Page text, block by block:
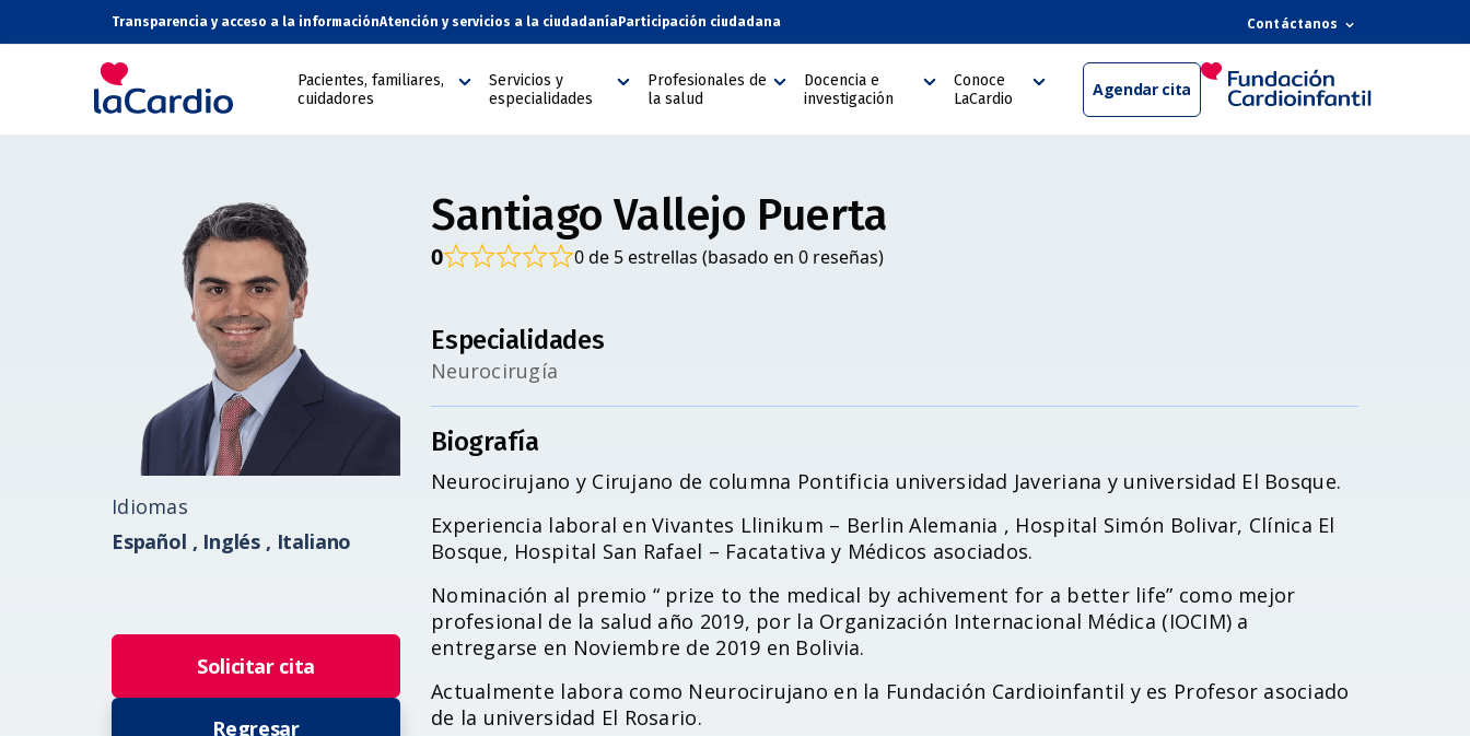
Transparencia y acceso a la informaciónAtención y servicios a la ciudadanía Participación ciudadana Contáctanos
Pacientes, familiares,
cuidadores
Servicios y
especialidades
Profesionales de
la salud
Docencia e
investigación
Conoce
LaCardio
Agendar cita
Idiomas
Español , Inglés , Italiano
Solicitar cita
Regresar
Santiago Vallejo Puerta
0 0 de 5 estrellas (basado en 0 reseñas)
Especialidades
Neurocirugía
Biografía
Neurocirujano y Cirujano de columna Pontificia universidad Javeriana y universidad El Bosque.
Experiencia laboral en Vivantes Llinikum – Berlin Alemania , Hospital Simón Bolivar, Clínica El
Bosque, Hospital San Rafael – Facatativa y Médicos asociados.
Nominación al premio “ prize to the medical by achivement for a better life” como mejor
profesional de la salud año 2019, por la Organización Internacional Médica (IOCIM) a
entregarse en Noviembre de 2019 en Bolivia.
Actualmente labora como Neurocirujano en la Fundación Cardioinfantil y es Profesor asociado
de la universidad El Rosario.